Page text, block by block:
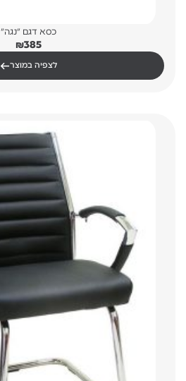
כסא דגם "נגה"
₪385
←לצפיה במוצר